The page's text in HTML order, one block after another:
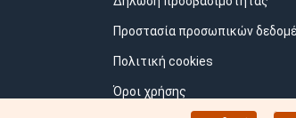
Προστασία προσωπικών
Πολιτική cookies
Όροι χρήσης